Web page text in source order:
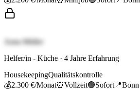
Anna Müller
Helfer/in - Küche · 4 Jahre Erfahrung
HousekeepingQualitätskontrolle
💰2.300 €/Monat⏰Vollzeit🟢Sofort 📍Bonn